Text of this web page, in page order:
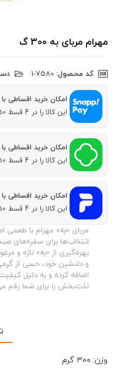
مهرام مربای به 300 گ
کد محصول:
امکان خرید اقساطی
این کالا را در 4 قسط 13,750 تومانی بخرید
امکان خرید اقساطی
این کالا را در 4 قسط 13,750 تومانی بخرید
امکان خرید اقساطی
این کالا را در 4 قسط 13,750 تومانی بخرید
مربای «به» مهرام با طعمی
انتخاب‌ها برای سفره‌های
بهره‌گیری از «به» تازه و
و دلنشین خود، حسی از
اضافه کرده و به دلیل کیفیت
لذت‌بخش را برای شما رقم
وزن: ۳۰۰ گرم